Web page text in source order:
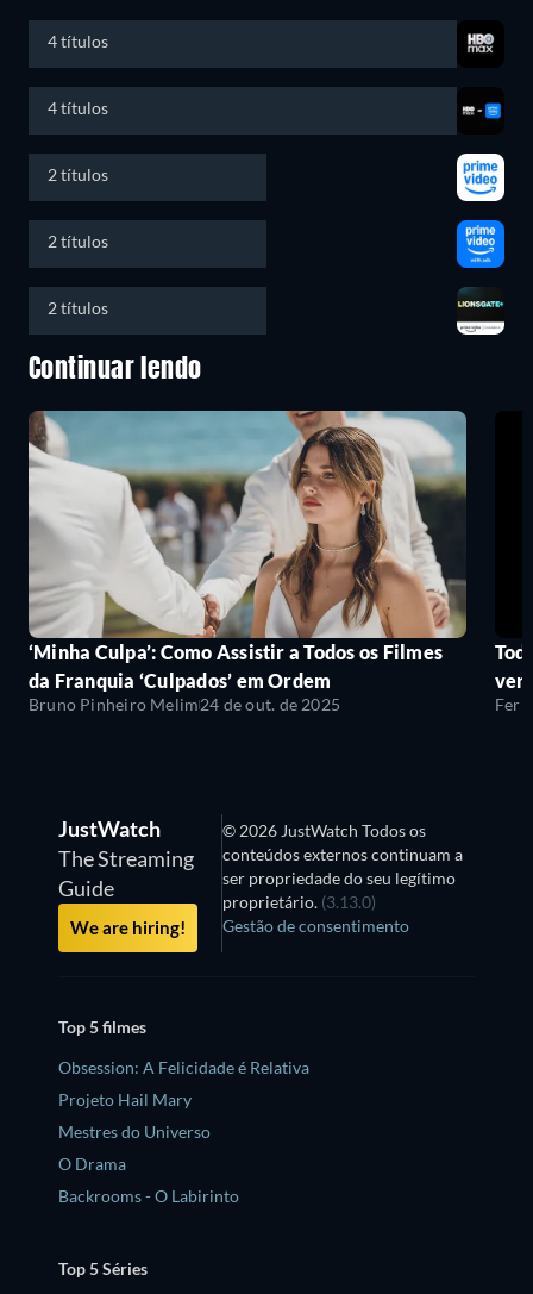
4 títulos
4 títulos
2 títulos
2 títulos
2 títulos
Continuar lendo
‘Minha Culpa’: Como Assistir a Todos os Filmes
da Franquia ‘Culpados’ em Ordem
Bruno Pinheiro Melim24 de out. de 2025
ver
JustWatch
The Streaming
Guide
We are hiring!
© 2026 JustWatch Todos os
conteúdos externos continuam a
ser propriedade do seu legítimo
proprietário. (3.13.0)
Gestão de consentimento
Top 5 filmes
Obsession: A Felicidade é Relativa
Projeto Hail Mary
Mestres do Universo
O Drama
Backrooms - O Labirinto
Top 5 Séries